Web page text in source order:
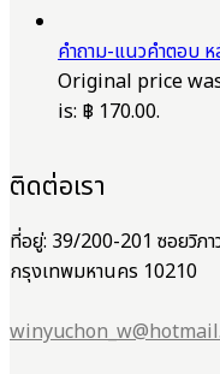
คำถาม-แนวคำตอบ
Original price
is: ฿ 170.00.
ติดต่อเรา
ที่อยู่: 39/200-201 ซอยวิภ
กรุงเทพมหานคร 10210